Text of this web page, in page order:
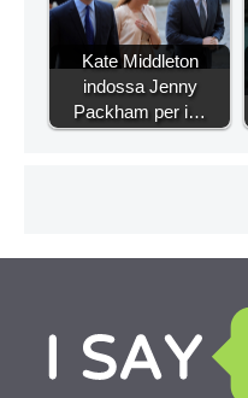
Kate Middleton
indossa Jenny
Packham per i…